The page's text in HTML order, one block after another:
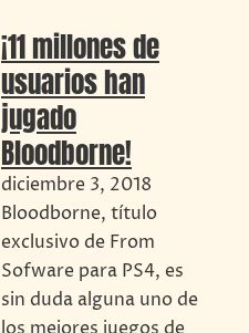
¡11 millones de
usuarios han
jugado
Bloodborne!
diciembre 3, 2018
Bloodborne, título
exclusivo de From
Sofware para PS4, es
sin duda alguna uno de